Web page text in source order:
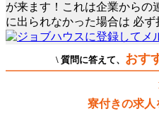
が来ます！これは企業からの
に出られなかった場合は 必ず
\ 質問に答えて、 おす
寮付きの求人